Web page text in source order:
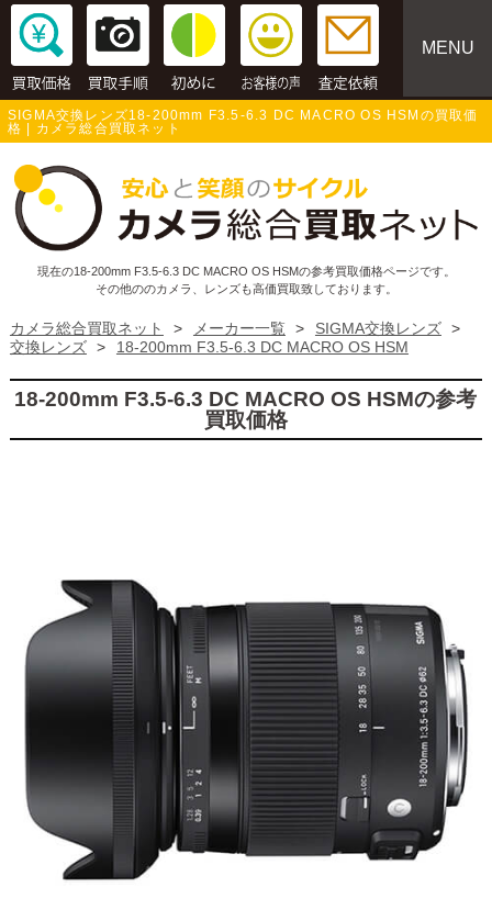
MENU
SIGMA交換レンズ18-200mm F3.5-6.3 DC MACRO OS HSMの買取価
格 | カメラ総合買取ネット
現在の18-200mm F3.5-6.3 DC MACRO OS HSMの参考買取価格ページです。
その他ののカメラ、レンズも高価買取致しております。
カメラ総合買取ネット > メーカー一覧 > SIGMA交換レンズ >
交換レンズ > 18-200mm F3.5-6.3 DC MACRO OS HSM
18-200mm F3.5-6.3 DC MACRO OS HSMの参考
買取価格